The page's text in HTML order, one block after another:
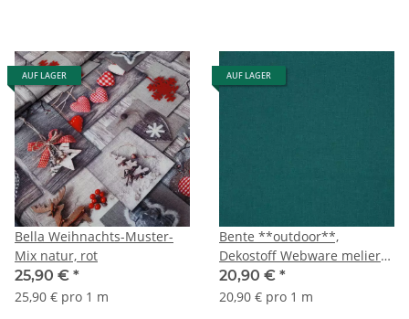
AUF LAGER
Bella Weihnachts-Muster-
Mix natur, rot
25,90 € *
25,90 € pro 1 m
AUF LAGER
Bente **outdoor**,
Dekostoff Webware meliert
petrol
20,90 € *
20,90 € pro 1 m